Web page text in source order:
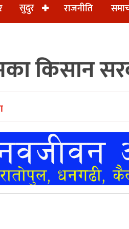
सुदुर राजनीति
किसान